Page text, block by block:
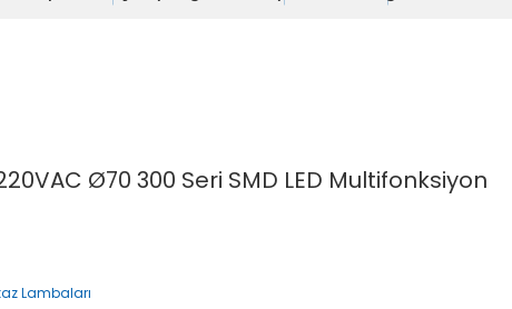
Ø70 300 Seri SMD LED Multifonksiyon
Lambaları